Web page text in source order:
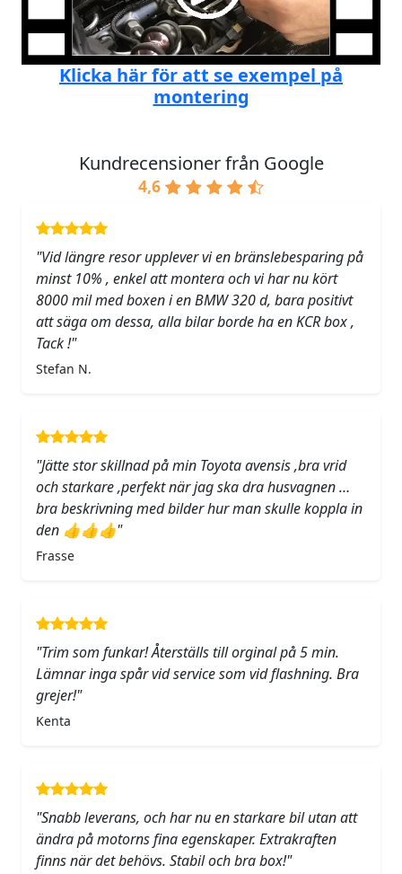
Klicka här för att se exempel på
montering
Kundrecensioner från Google
4,6
"Vid längre resor upplever vi en bränslebesparing på
minst 10% , enkel att montera och vi har nu kört
8000 mil med boxen i en BMW 320 d, bara positivt
att säga om dessa, alla bilar borde ha en KCR box ,
Tack !"
Stefan N.
"Jätte stor skillnad på min Toyota avensis ,bra vrid
och starkare ,perfekt när jag ska dra husvagnen …
bra beskrivning med bilder hur man skulle koppla in
den 👍👍👍"
Frasse
"Trim som funkar! Återställs till orginal på 5 min.
Lämnar inga spår vid service som vid flashning. Bra
grejer!"
Kenta
"Snabb leverans, och har nu en starkare bil utan att
ändra på motorns fina egenskaper. Extrakraften
finns när det behövs. Stabil och bra box!"